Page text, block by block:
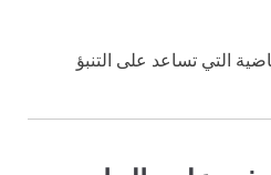
التي تساعد على التنبؤ